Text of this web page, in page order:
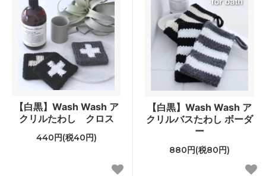
【白黒】Wash Wash ア
クリルたわし クロス
440円(税40円)
【白黒】Wash Wash ア
クリルバスたわし ボーダ
ー
880円(税80円)